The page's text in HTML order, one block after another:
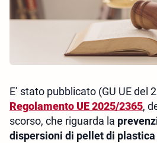
E’ stato pubblicato (GU UE del
Regolamento UE 2025/2365,
scorso, che riguarda la
dispersioni di pellet di